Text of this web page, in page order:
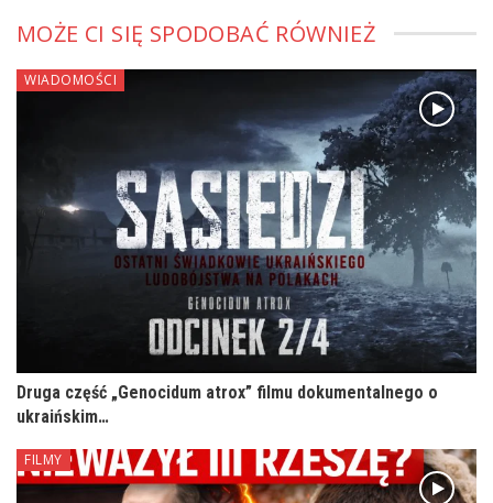
MOŻE CI SIĘ SPODOBAĆ RÓWNIEŻ
WIADOMOŚCI
Druga część „Genocidum atrox” filmu dokumentalnego o
ukraińskim…
FILMY